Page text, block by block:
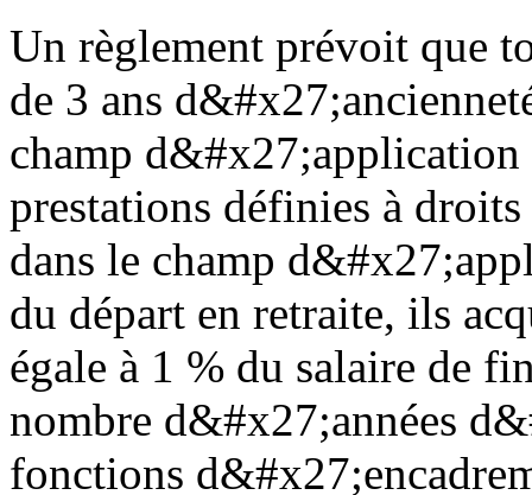
Un règlement prévoit que
de 3 ans
champ d&#x27;application
prestations définies à
dans le champ
du départ en retraite, ils
égale à 1 % du salaire de
nombre d&#x27;années
fonctions